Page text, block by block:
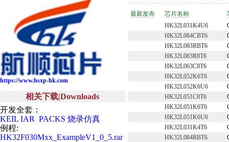
https://www.hsxp-hk.com
相关下载|Downloads
开发全套：
KEIL IAR PACKS 烧录仿真
例程:
HK32F030Mxx_ExampleV1_0_5.rar
最新发布 芯片名称
HK32L031K4U6
HK32L084CBT6
HK32L083RBT6
HK32L083R8T6
HK32L063C8T6
HK32L052K6T6
HK32L052K6U6
HK32L051C8T6
HK32L051K6T6
HK32L051K6U6
HK32L031K4T6
HK32L084RBT6